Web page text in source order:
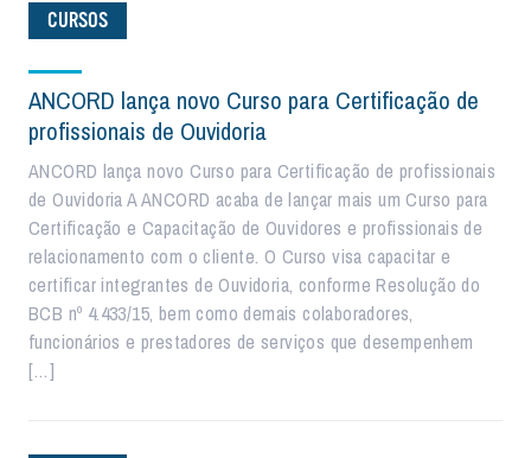
CURSOS
ANCORD lança novo Curso para Certificação de
profissionais de Ouvidoria
ANCORD lança novo Curso para Certificação de profissionais
de Ouvidoria A ANCORD acaba de lançar mais um Curso para
Certificação e Capacitação de Ouvidores e profissionais de
relacionamento com o cliente. O Curso visa capacitar e
certificar integrantes de Ouvidoria, conforme Resolução do
BCB nº 4.433/15, bem como demais colaboradores,
funcionários e prestadores de serviços que desempenhem
[…]